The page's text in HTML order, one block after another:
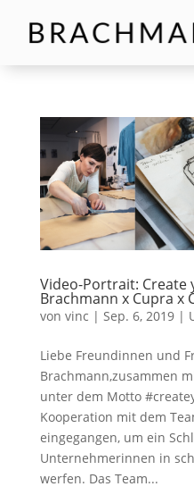
Video-Portrait: Create
Brachmann x Cupra x
von vinc | Sep. 6, 2019|
Liebe Freundinnen und
Brachmann,zusammen
unter dem Motto
Kooperation mit dem
eingegangen, um ein
Unternehmerinnen in
werfen. Das Team...